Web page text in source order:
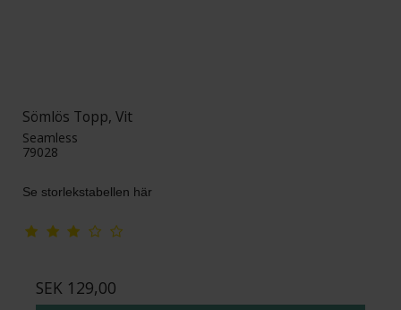
Sömlös Topp, Vit
Seamless
79028
Se storlekstabellen här
SEK 129,00